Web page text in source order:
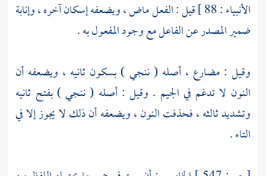
الأنبياء : 88 ] قيل : الفعل ماض ، ويضعفه إسكان آخره ، وإنابة
ضمير المصدر عن الفاعل مع وجود المفعول به .
وقيل : مضارع ، أصله ( ننجي ) بسكون ثانيه ، ويضعفه أن
النون لا تدغم في الجيم . وقيل : أصله ( ننجي ) بفتح ثانيه
وتشديد ثالثه ، فحذفت النون ، ويضعفه أن ذلك لا يجوز إلا في
التاء .